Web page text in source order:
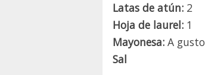
Latas de atún: 2
Hoja de laurel: 1
Mayonesa: A gusto
Sal